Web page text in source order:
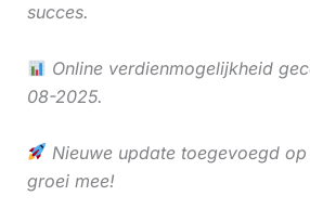
succes.
Online verdienmogelijkheid
08-2025.
Nieuwe update toegevoegd
groei mee!